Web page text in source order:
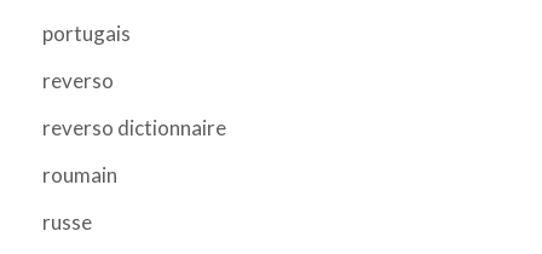
portugais
reverso
reverso dictionnaire
roumain
russe